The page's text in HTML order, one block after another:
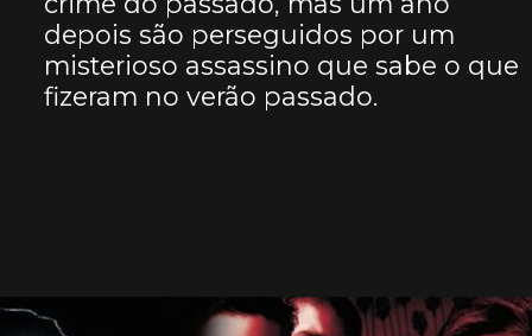
depois são perseguidos por um
misterioso assassino que sabe o que
fizeram no verão passado.